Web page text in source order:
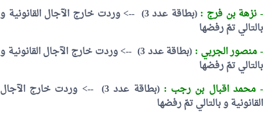
- نزهة بن فرج :(بطاقة عدد 3) -->وردت خارج الآجال القانونية و
بالتالي تمّ رفضها
- منصور الجربي : (بطاقة عدد 3) -->وردت خارج الآجال القانونية و
بالتالي تمّ رفضها
- محمد اقبال بن رجب : (بطاقة عدد 3) --> وردت خارج الآجال
القانونية و بالتالي تمّ رفضها